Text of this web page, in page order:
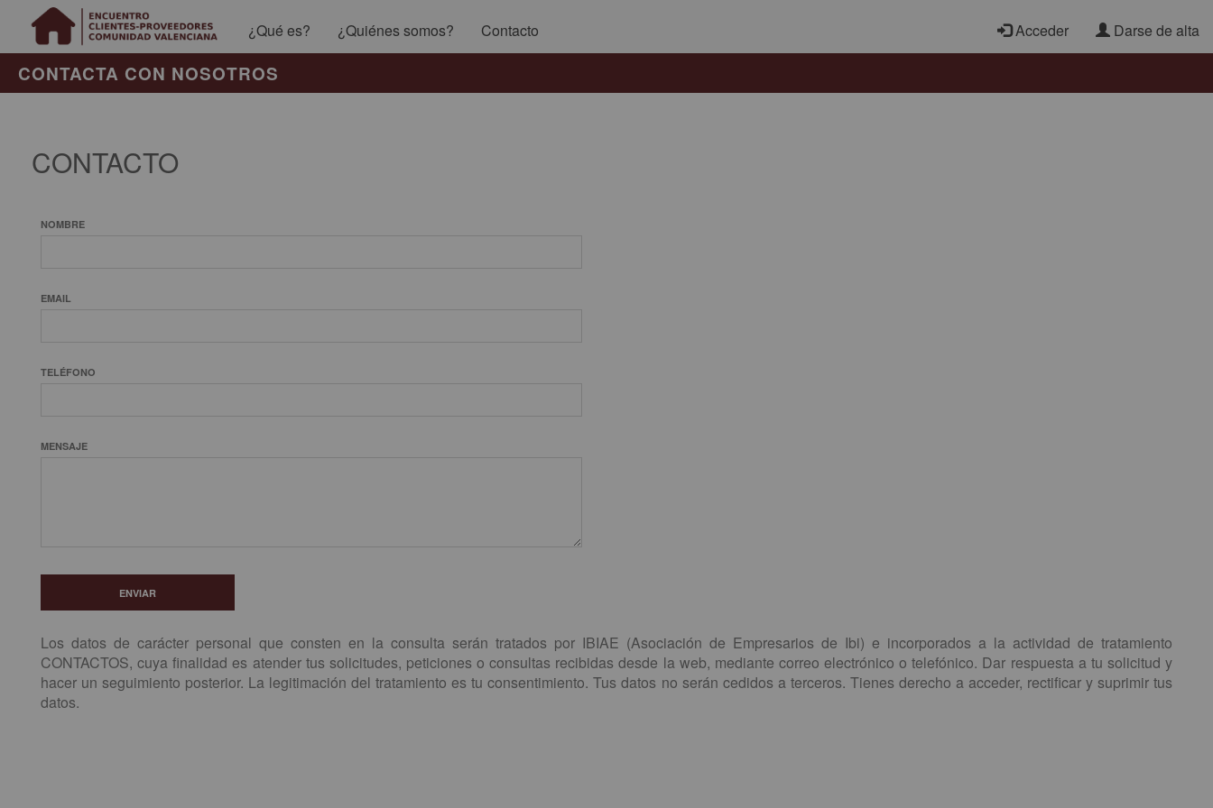
¿Qué es? ¿Quiénes somos? Contacto Acceder Darse de alta
CONTACTA CON NOSOTROS
CONTACTO
NOMBRE
EMAIL
TELÉFONO
MENSAJE
ENVIAR
Los datos de carácter personal que consten en la consulta serán tratados por IBIAE (Asociación de Empresarios de Ibi) e incorporados a la actividad de tratamiento
CONTACTOS, cuya finalidad es atender tus solicitudes, peticiones o consultas recibidas desde la web, mediante correo electrónico o telefónico. Dar respuesta a tu solicitud y
hacer un seguimiento posterior. La legitimación del tratamiento es tu consentimiento. Tus datos no serán cedidos a terceros. Tienes derecho a acceder, rectificar y suprimir tus
datos.